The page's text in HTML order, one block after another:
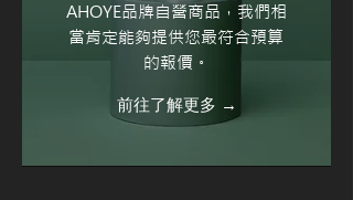
AHOYE品牌自營商品，我們相
當肯定能夠提供您最符合預算
的報價。
前往了解更多 →